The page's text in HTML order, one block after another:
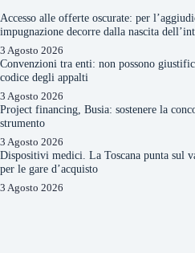
Accesso alle offerte oscurate: per
impugnazione decorre dalla nascita
3 Agosto 2026
Convenzioni tra enti: non possono
codice degli appalti
3 Agosto 2026
Project financing, Busia: sostenere la
strumento
3 Agosto 2026
Dispositivi medici. La Toscana punta sul
per le gare d’acquisto
3 Agosto 2026